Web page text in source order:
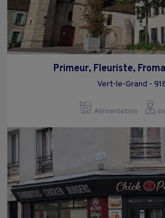
Primeur, Fleuriste,
Vert-le-Grand -
Alimentation